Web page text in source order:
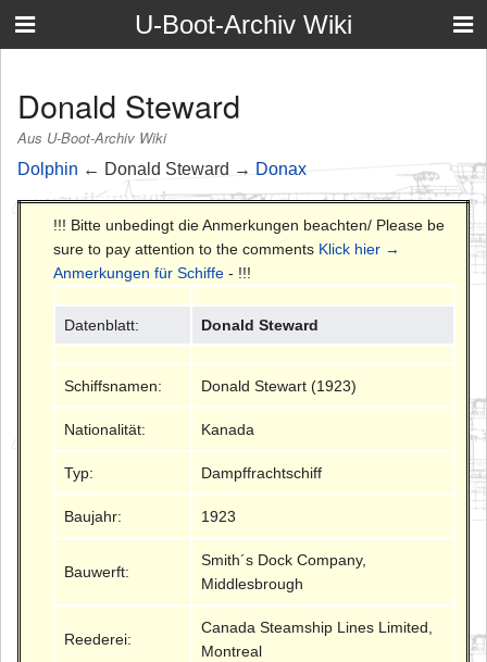
U-Boot-Archiv Wiki
Donald Steward
Aus U-Boot-Archiv Wiki
Dolphin ← Donald Steward → Donax
!!! Bitte unbedingt die Anmerkungen beachten/ Please be
sure to pay attention to the comments Klick hier →
Anmerkungen für Schiffe - !!!
Datenblatt: Donald Steward
Schiffsnamen: Donald Stewart (1923)
Nationalität: Kanada
Typ: Dampffrachtschiff
Baujahr: 1923
Bauwerft:
Smith´s Dock Company,
Middlesbrough
Reederei:
Canada Steamship Lines Limited,
Montreal